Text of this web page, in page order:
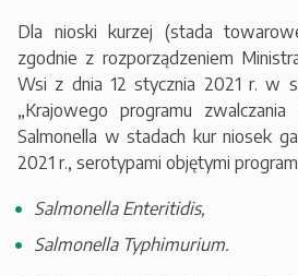
Dla nioski kurzej (stada
zgodnie z rozporządzeniem
Wsi z dnia 12 stycznia 2021 r. w
„Krajowego programu
Salmonella w stadach kur niosek
2021 r., serotypami objętymi
Salmonella Enteritidis,
Salmonella Typhimurium.